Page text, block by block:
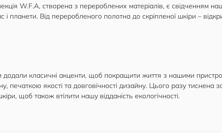
W.F.A, створена з перероблених матеріалів, є свідченням
планети. Від переробленого полотна до скріпленої шкіри –
додали класичні акценти, щоб покращити життя з нашими
печаткою якості та довговічності дизайну. Цього разу тиснена
щоб також втілити нашу відданість екологічності.